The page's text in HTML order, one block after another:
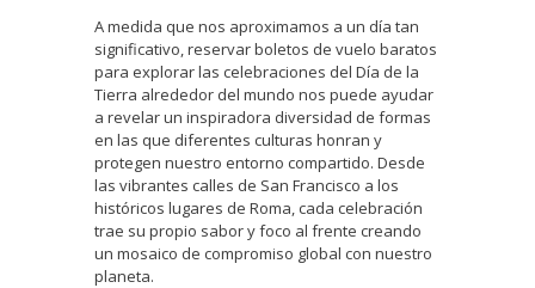
A medida que nos aproximamos a un día tan
significativo, reservar boletos de vuelo baratos
para explorar las celebraciones del Día de la
Tierra alrededor del mundo nos puede ayudar
a revelar un inspiradora diversidad de formas
en las que diferentes culturas honran y
protegen nuestro entorno compartido. Desde
las vibrantes calles de San Francisco a los
históricos lugares de Roma, cada celebración
trae su propio sabor y foco al frente creando
un mosaico de compromiso global con nuestro
planeta.